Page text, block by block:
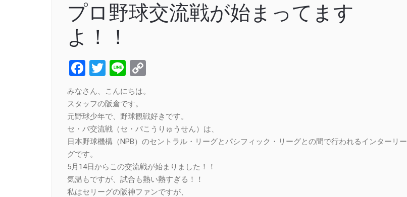
プロ野球交流戦が始まってます
よ！！
Facebook
Twitter
Line
みなさん、こんにちは。
スタッフの阪倉です。
元野球少年で、野球観戦好きです。
セ・パ交流戦（セ・パこうりゅうせん）は、
日本野球機構（NPB）のセントラル・リーグとパシフィック・リーグとの間で行われるインターリー
グです。
5月14日からこの交流戦が始まりました！！
気温もですが、試合も熱い熱すぎる！！
私はセリーグの阪神ファンですが、